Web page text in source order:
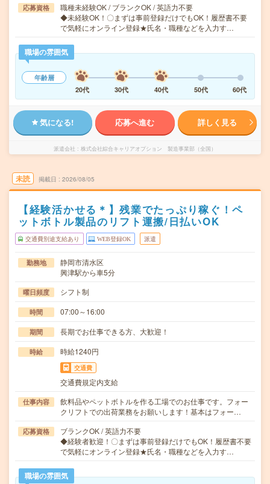
応募資格
職種未経験OK / ブランクOK / 英語力不要
◆未経験OK！〇まずは事前登録だけでもOK！履歴書不要
で気軽にオンライン登録★氏名・職種などを入力す…
職場の雰囲気
年齢層
20代
30代 40代 50代 60代
気になる! 応募へ進む 詳しく見る
派遣会社 株式会社綜合キャリアオプション 製造事業部（全国）
未読 掲載日 2026/08/05
【経験活かせる＊】残業でたっぷり稼ぐ！ペ
ットボトル製品のリフト運搬/日払いOK
交通費別途支給あり WEB登録OK 派遣
勤務地
静岡市清水区
興津駅から車5分
曜日頻度 シフト制
時間 07:00～16:00
期間 長期でお仕事できる方、大歓迎！
時給 時給1240円
交通費
交通費規定内支給
仕事内容
飲料品やペットボトルを作る工場でのお仕事です。フォー
クリフトでの出荷業務をお願いします！基本はフォー…
応募資格
ブランクOK / 英語力不要
◆経験者歓迎！〇まずは事前登録だけでもOK！履歴書不要
で気軽にオンライン登録★氏名・職種などを入力す…
職場の雰囲気